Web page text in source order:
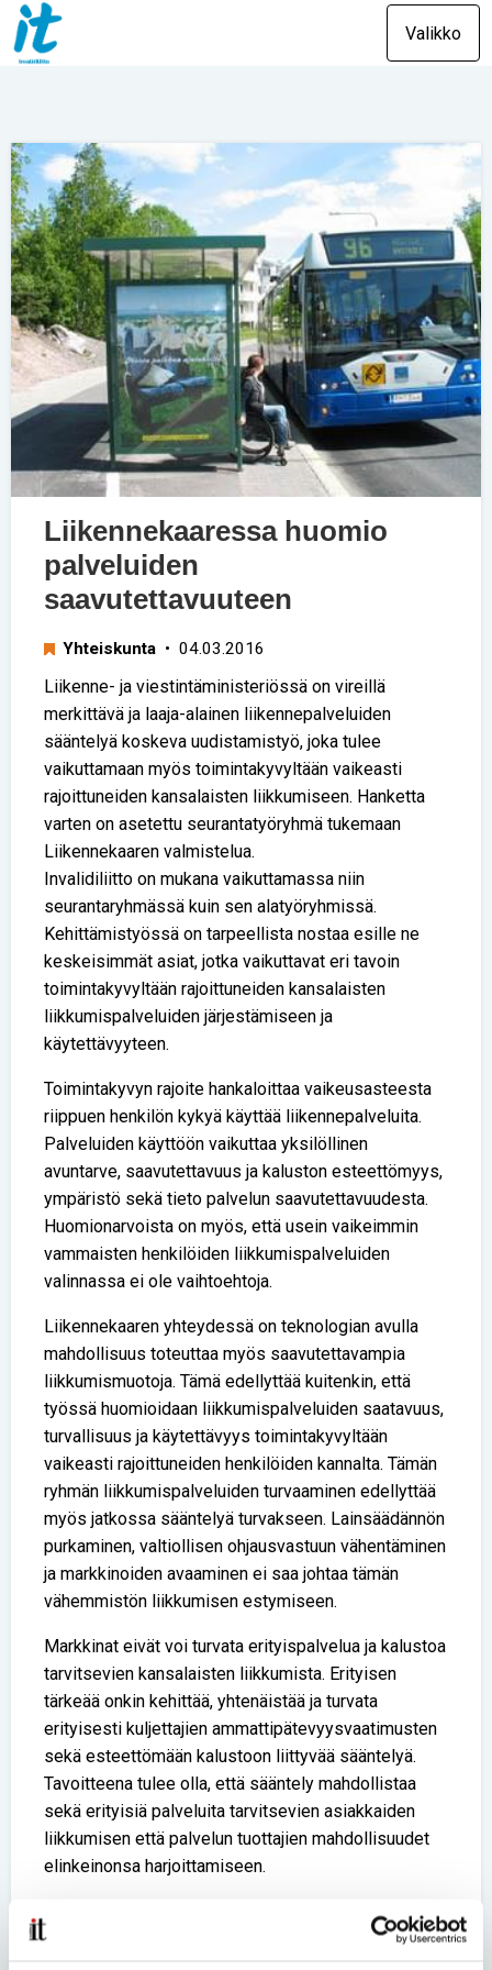
Valikko
Liikennekaaressa huomio
palveluiden
saavutettavuuteen
Yhteiskunta • 04.03.2016
Liikenne- ja viestintäministeriössä on vireillä
merkittävä ja laaja-alainen liikennepalveluiden
sääntelyä koskeva uudistamistyö, joka tulee
vaikuttamaan myös toimintakyvyltään vaikeasti
rajoittuneiden kansalaisten liikkumiseen. Hanketta
varten on asetettu seurantatyöryhmä tukemaan
Liikennekaaren valmistelua.
Invalidiliitto on mukana vaikuttamassa niin
seurantaryhmässä kuin sen alatyöryhmissä.
Kehittämistyössä on tarpeellista nostaa esille ne
keskeisimmät asiat, jotka vaikuttavat eri tavoin
toimintakyvyltään rajoittuneiden kansalaisten
liikkumispalveluiden järjestämiseen ja
käytettävyyteen.
Toimintakyvyn rajoite hankaloittaa vaikeusasteesta
riippuen henkilön kykyä käyttää liikennepalveluita.
Palveluiden käyttöön vaikuttaa yksilöllinen
avuntarve, saavutettavuus ja kaluston esteettömyys,
ympäristö sekä tieto palvelun saavutettavuudesta.
Huomionarvoista on myös, että usein vaikeimmin
vammaisten henkilöiden liikkumispalveluiden
valinnassa ei ole vaihtoehtoja.
Liikennekaaren yhteydessä on teknologian avulla
mahdollisuus toteuttaa myös saavutettavampia
liikkumismuotoja. Tämä edellyttää kuitenkin, että
työssä huomioidaan liikkumispalveluiden saatavuus,
turvallisuus ja käytettävyys toimintakyvyltään
vaikeasti rajoittuneiden henkilöiden kannalta. Tämän
ryhmän liikkumispalveluiden turvaaminen edellyttää
myös jatkossa sääntelyä turvakseen. Lainsäädännön
purkaminen, valtiollisen ohjausvastuun vähentäminen
ja markkinoiden avaaminen ei saa johtaa tämän
vähemmistön liikkumisen estymiseen.
Markkinat eivät voi turvata erityispalvelua ja kalustoa
tarvitsevien kansalaisten liikkumista. Erityisen
tärkeää onkin kehittää, yhtenäistää ja turvata
erityisesti kuljettajien ammattipätevyysvaatimusten
sekä esteettömään kalustoon liittyvää sääntelyä.
Tavoitteena tulee olla, että sääntely mahdollistaa
sekä erityisiä palveluita tarvitsevien asiakkaiden
liikkumisen että palvelun tuottajien mahdollisuudet
elinkeinonsa harjoittamiseen.